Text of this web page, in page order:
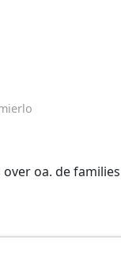
oa. de